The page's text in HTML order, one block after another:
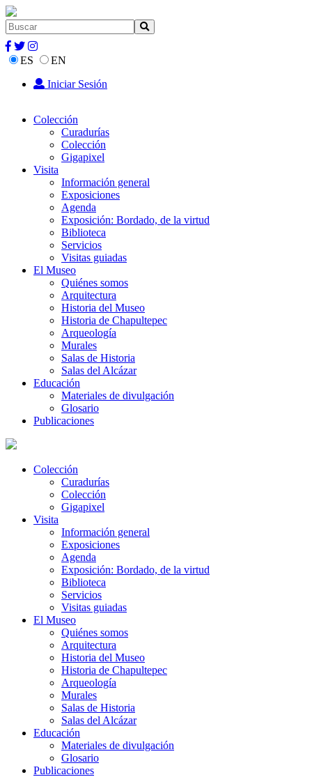
ES
EN
Iniciar Sesión
Colección
Curadurías
Colección
Gigapixel
Visita
Información general
Exposiciones
Agenda
Exposición: Bordado, de la virtud
Biblioteca
Servicios
Visitas guiadas
El Museo
Quiénes somos
Arquitectura
Historia del Museo
Historia de Chapultepec
Arqueología
Murales
Salas de Historia
Salas del Alcázar
Educación
Materiales de divulgación
Glosario
Publicaciones
Colección
Curadurías
Colección
Gigapixel
Visita
Información general
Exposiciones
Agenda
Exposición: Bordado, de la virtud
Biblioteca
Servicios
Visitas guiadas
El Museo
Quiénes somos
Arquitectura
Historia del Museo
Historia de Chapultepec
Arqueología
Murales
Salas de Historia
Salas del Alcázar
Educación
Materiales de divulgación
Glosario
Publicaciones